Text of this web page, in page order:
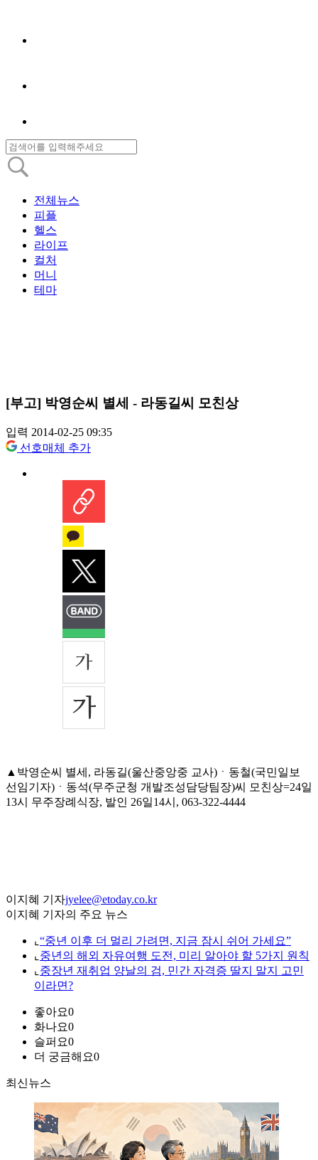
전체뉴스
피플
헬스
라이프
컬처
머니
테마
[부고] 박영순씨 별세 - 라동길씨 모친상
입력 2014-02-25 09:35
선호매체 추가
▲박영순씨 별세, 라동길(울산중앙중 교사)ㆍ동철(국민일보
선임기자)ㆍ동석(무주군청 개발조성담당팀장)씨 모친상=24일
13시 무주장례식장, 발인 26일14시, 063-322-4444
이지혜 기자jyelee@etoday.co.kr
이지혜 기자의 주요 뉴스
⌞ “중년 이후 더 멀리 가려면, 지금 잠시 쉬어 가세요”
⌞ 중년의 해외 자유여행 도전, 미리 알아야 할 5가지 원칙
⌞ 중장년 재취업 양날의 검, 민간 자격증 딸지 말지 고민
이라면?
좋아요0
화나요0
슬퍼요0
더 궁금해요0
최신뉴스